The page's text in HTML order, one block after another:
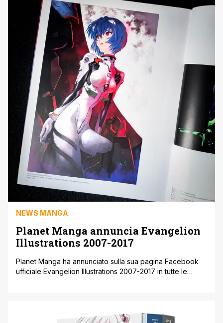
medium nipponico, confermando l'influenza spropositata
a tal proposito. Ma vi aspettereste mai delle citazioni [']
NEWS MANGA
Planet Manga annuncia Evangelion
Illustrations 2007-2017
Planet Manga ha annunciato sulla sua pagina Facebook
ufficiale Evangelion Illustrations 2007-2017 in tutte le
Un'occasione questa che nessun appassionato di
Evangelion può lasciarsi sfuggire. Il volume speciale [']